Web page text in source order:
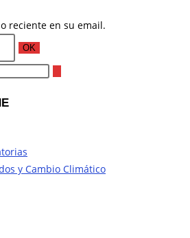
reciente en su email.
OK
y Cambio Climático